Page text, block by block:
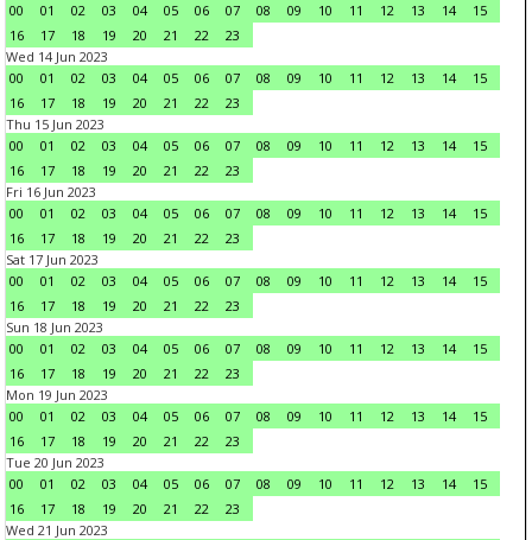
00
01 02 03 04 05 06 07 08 09 10 11 12 13 14
15
16
17 18 19 20 21 22
23
Wed 14 Jun 2023
00
01 02 03 04 05 06 07 08 09 10 11 12 13 14
15
16
17 18 19 20 21 22
23
Thu 15 Jun 2023
00
01 02 03 04 05 06 07 08 09 10 11 12 13 14
15
16
17 18 19 20 21 22
23
Fri 16 Jun 2023
00
01 02 03 04 05 06 07 08 09 10 11 12 13 14
15
16
17 18 19 20 21 22
23
Sat 17 Jun 2023
00
01 02 03 04 05 06 07 08 09 10 11 12 13 14
15
16
17 18 19 20 21 22
23
Sun 18 Jun 2023
00
01 02 03 04 05 06 07 08 09 10 11 12 13 14
15
16
17 18 19 20 21 22
23
Mon 19 Jun 2023
00
01 02 03 04 05 06 07 08 09 10 11 12 13 14
15
16
17 18 19 20 21 22
23
Tue 20 Jun 2023
00
01 02 03 04 05 06 07 08 09 10 11 12 13 14
15
16
17 18 19 20 21 22
23
Wed 21 Jun 2023